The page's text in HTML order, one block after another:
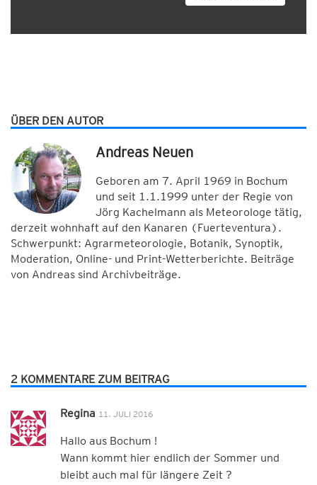
ÜBER DEN AUTOR
Andreas Neuen
Geboren am 7. April 1969 in Bochum
und seit 1.1.1999 unter der Regie von
Jörg Kachelmann als Meteorologe tätig,
derzeit wohnhaft auf den Kanaren (Fuerteventura).
Schwerpunkt: Agrarmeteorologie, Botanik, Synoptik,
Moderation, Online- und Print-Wetterberichte. Beiträge
von Andreas sind Archivbeiträge.
2 KOMMENTARE ZUM BEITRAG
Regina 11. JULI 2016
Hallo aus Bochum !
Wann kommt hier endlich der Sommer und
bleibt auch mal für längere Zeit ?